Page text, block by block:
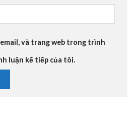
và trang web trong trình
luận kế tiếp của tôi.